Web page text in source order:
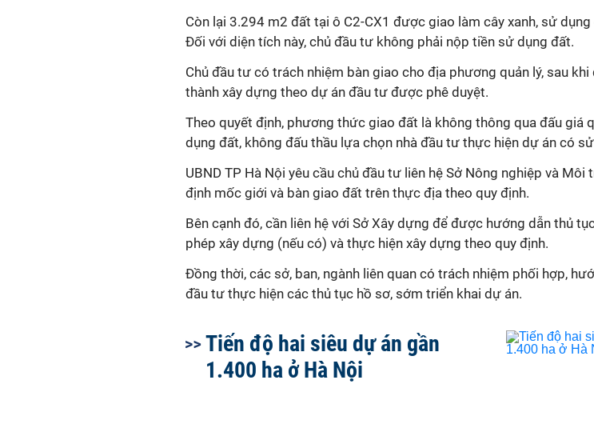
Còn lại 3.294 m2 đất tại ô C2-CX1 được giao làm cây xanh, sử
Đối với diện tích này, chủ đầu tư không phải nộp tiền sử dụng đất.
Chủ đầu tư có trách nhiệm bàn giao cho địa phương quản lý, sau khi
thành xây dựng theo dự án đầu tư được phê duyệt.
Theo quyết định, phương thức giao đất là không thông qua đấu giá
dụng đất, không đấu thầu lựa chọn nhà đầu tư thực hiện dự án có
UBND TP Hà Nội yêu cầu chủ đầu tư liên hệ Sở Nông nghiệp và Môi
định mốc giới và bàn giao đất trên thực địa theo quy định.
Bên cạnh đó, cần liên hệ với Sở Xây dựng để được hướng dẫn thủ
phép xây dựng (nếu có) và thực hiện xây dựng theo quy định.
Đồng thời, các sở, ban, ngành liên quan có trách nhiệm phối hợp,
đầu tư thực hiện các thủ tục hồ sơ, sớm triển khai dự án.
Tiến độ hai siêu dự án gần
1.400 ha ở Hà Nội